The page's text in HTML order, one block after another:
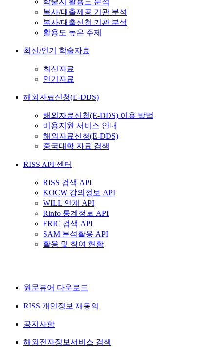
학술지 활용도 분석
복사/대출제공 기관 분석
복사/대출신청 기관 분석
활용도 높은 주제
최신/인기 학술자료
최신자료
인기자료
해외자료신청(E-DDS)
해외자료신청(E-DDS) 이용 방법
비용지원 서비스 안내
해외자료신청(E-DDS)
중국대학 자료 검색
RISS API 센터
RISS 검색 API
KOCW 강의정보 API
WILL 연계 API
Rinfo 통계정보 API
FRIC 검색 API
SAM 분석활용 API
활용 및 참여 현황
원문뷰어 다운로드
RISS 개인정보 재동의
공지사항
해외전자정보서비스 검색